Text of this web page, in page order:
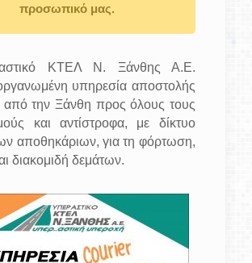
προσωπικό μας.
ΚΤΕΛ Ν. Ξάνθης Α.Ε.
οργανωμένη υπηρεσία αποστολής
από την Ξάνθη προς όλους τους
και αντίστροφα, με δίκτυο
αποθηκάριων, για τη φόρτωση,
διακομιδή δεμάτων.